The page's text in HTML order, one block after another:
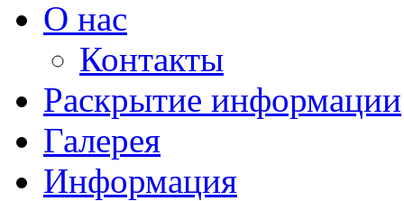
О нас
Контакты
Раскрытие информации
Галерея
Информация